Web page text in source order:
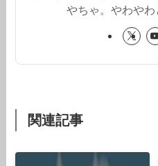
やちゃ。やわや
関連記事